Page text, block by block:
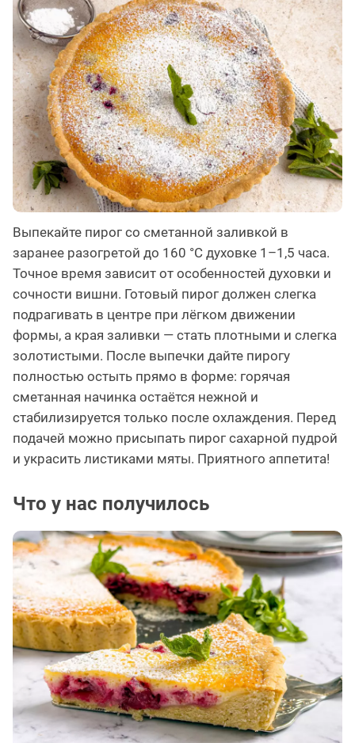
Выпекайте пирог со сметанной заливкой в
заранее разогретой до 160 °С духовке 1–1,5 часа.
Точное время зависит от особенностей духовки и
сочности вишни. Готовый пирог должен слегка
подрагивать в центре при лёгком движении
формы, а края заливки — стать плотными и слегка
золотистыми. После выпечки дайте пирогу
полностью остыть прямо в форме: горячая
сметанная начинка остаётся нежной и
стабилизируется только после охлаждения. Перед
подачей можно присыпать пирог сахарной пудрой
и украсить листиками мяты. Приятного аппетита!
Что у нас получилось